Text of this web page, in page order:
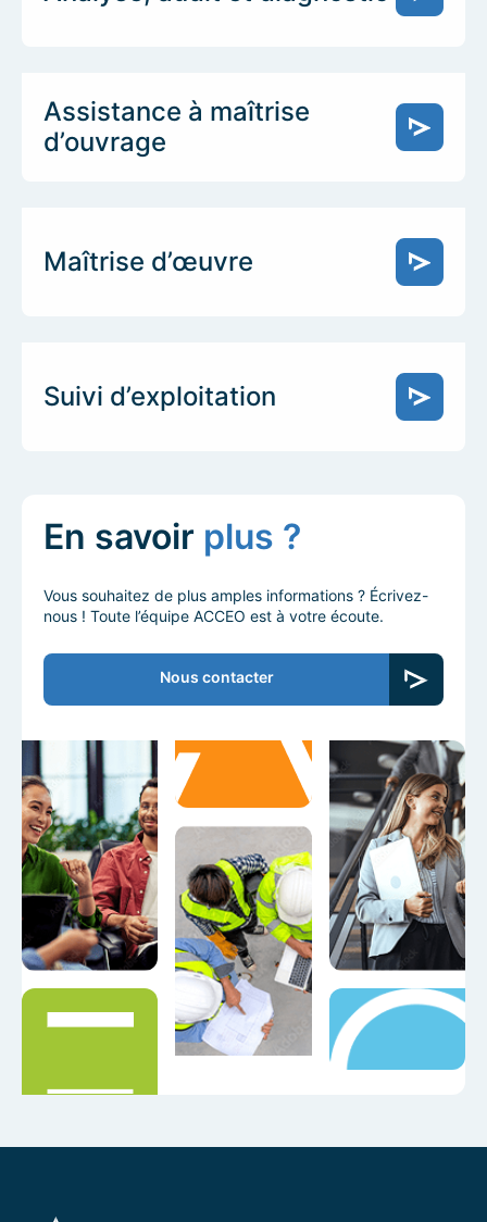
Assistance à maîtrise
d’ouvrage
Maîtrise d’œuvre
Suivi d’exploitation
En savoir plus ?
Vous souhaitez de plus amples informations ? Écrivez-
nous ! Toute l’équipe ACCEO est à votre écoute.
Nous contacter